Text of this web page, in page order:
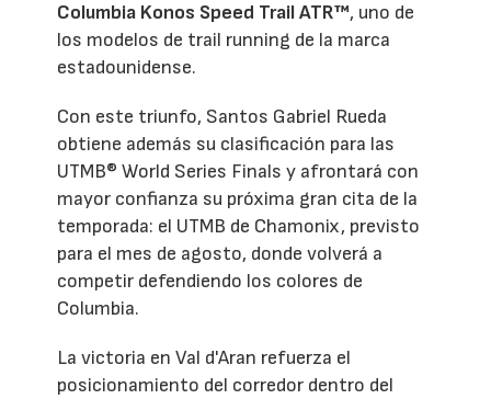
Columbia Konos Speed Trail ATR™, uno de
los modelos de trail running de la marca
estadounidense.
Con este triunfo, Santos Gabriel Rueda
obtiene además su clasificación para las
UTMB® World Series Finals y afrontará con
mayor confianza su próxima gran cita de la
temporada: el UTMB de Chamonix, previsto
para el mes de agosto, donde volverá a
competir defendiendo los colores de
Columbia.
La victoria en Val d'Aran refuerza el
posicionamiento del corredor dentro del